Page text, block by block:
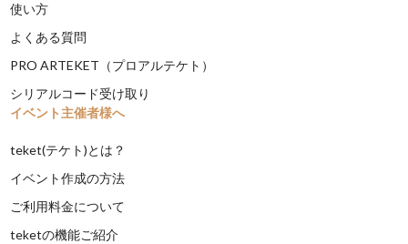
使い方
よくある質問
PRO ARTEKET（プロアルテケト）
シリアルコード受け取り
イベント主催者様へ
teket(テケト)とは？
イベント作成の方法
ご利用料金について
teketの機能ご紹介